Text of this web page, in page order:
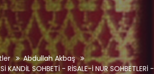
Abdullah Akbaş
KANDİL SOHBETİ - RİSALE-İ NUR